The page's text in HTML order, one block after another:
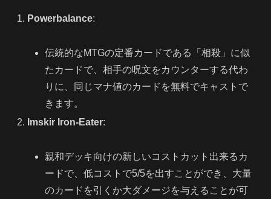
Powerbalance:
伝統的なMTGの定番カードである「相殺」に似
たカードで、相手の呪文をカウンターする代わ
りに、同じマナ値のカードを無料でキャストで
きます。
Imskir Iron-Eater:
親和デッキ向けの新しいコストカット出来るカ
ードで、低コストで5/5を出すことができ、大量
のカードを引くか大ダメージを与えることが可